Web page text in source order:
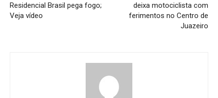
Residencial Brasil pega fogo;
Veja vídeo
deixa motociclista com
ferimentos no Centro de
Juazeiro